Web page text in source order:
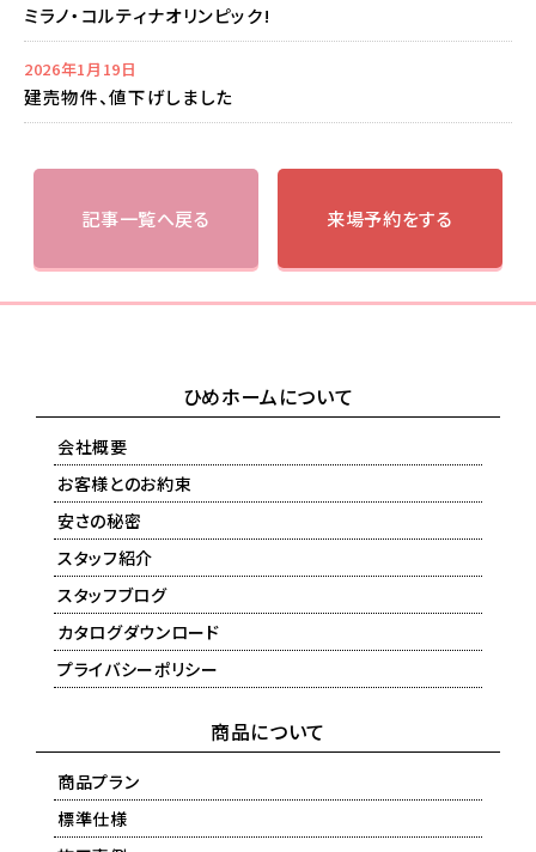
ミラノ・コルティナオリンピック!
2026年1月19日
建売物件、値下げしました
記事一覧へ戻る 来場予約をする
ひめホームについて
会社概要
お客様とのお約束
安さの秘密
スタッフ紹介
スタッフブログ
カタログダウンロード
プライバシーポリシー
商品について
商品プラン
標準仕様